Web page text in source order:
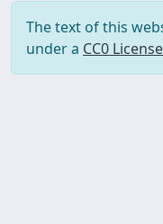
The text of this
under a CC0 License